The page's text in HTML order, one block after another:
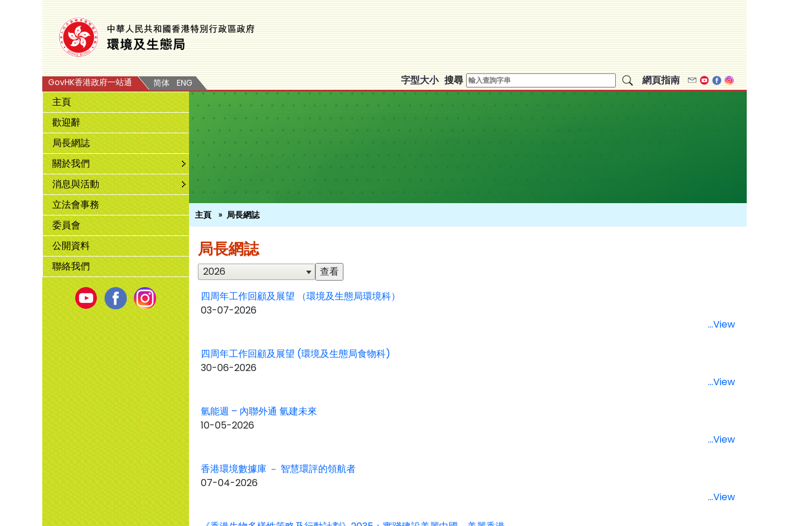
GovHK香港政府一站通 简体 ENG 字型大小 搜尋 網頁指南 EmailYoutube
Facebook
Instagram
主頁
歡迎辭
局長網誌
關於我們
消息與活動
立法會事務
委員會
公開資料
聯絡我們
YoutubeFacebookInstagram
主頁 局長網誌
局長網誌
年
四周年工作回顧及展望 （環境及生態局環境科）
03-07-2026
...View
四周年工作回顧及展望 (環境及生態局食物科)
30-06-2026
...View
氫能週 – 內聯外通 氫建未來
10-05-2026
...View
香港環境數據庫 － 智慧環評的領航者
07-04-2026
...View